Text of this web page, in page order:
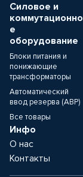
Силовое и
коммутационно
е
оборудование
Блоки питания и
понижающие
трансформаторы
Автоматический
ввод резерва (АВР)
Все товары
Инфо
О нас
Контакты